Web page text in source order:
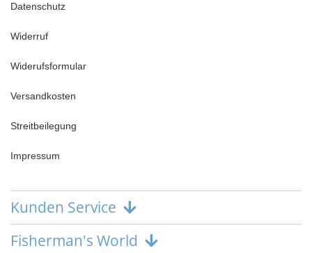
Datenschutz
Widerruf
Widerufsformular
Versandkosten
Streitbeilegung
Impressum
Kunden Service
Fisherman's World